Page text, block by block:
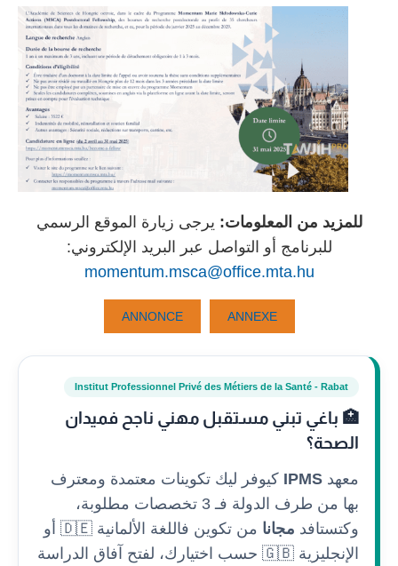
للمزيد من المعلومات: يرجى زيارة الموقع الرسمي
للبرنامج أو التواصل عبر البريد الإلكتروني:
momentum.msca@office.mta.hu
ANNEXE
ANNONCE
Institut Professionnel Privé des Métiers de la Santé - Rabat
🏥 باغي تبني مستقبل مهني ناجح فميدان
الصحة؟
معهد IPMS كيوفر ليك تكوينات معتمدة ومعترف
بها من طرف الدولة فـ 3 تخصصات مطلوبة،
وكتستافد مجانا
من تكوين فاللغة الألمانية 🇩🇪 أو
الإنجليزية 🇬🇧 حسب اختيارك، لفتح آفاق الدراسة